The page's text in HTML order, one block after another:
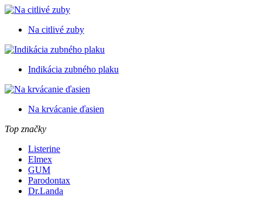
Na citlivé zuby
Indikácia zubného plaku
Na krvácanie ďasien
Top značky
Listerine
Elmex
GUM
Parodontax
Dr.Landa